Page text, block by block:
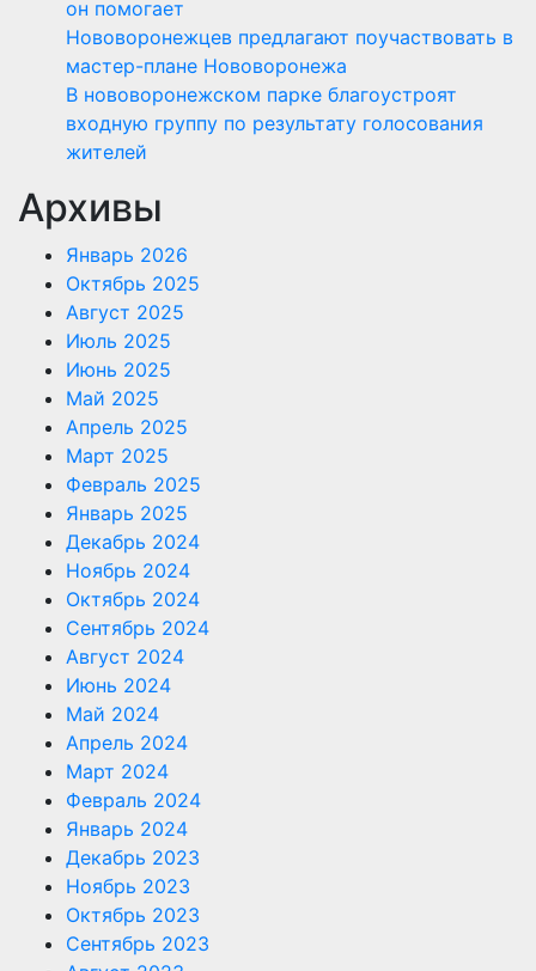
он помогает
Нововоронежцев предлагают поучаствовать в
мастер-плане Нововоронежа
В нововоронежском парке благоустроят
входную группу по результату голосования
жителей
Архивы
Январь 2026
Октябрь 2025
Август 2025
Июль 2025
Июнь 2025
Май 2025
Апрель 2025
Март 2025
Февраль 2025
Январь 2025
Декабрь 2024
Ноябрь 2024
Октябрь 2024
Сентябрь 2024
Август 2024
Июнь 2024
Май 2024
Апрель 2024
Март 2024
Февраль 2024
Январь 2024
Декабрь 2023
Ноябрь 2023
Октябрь 2023
Сентябрь 2023